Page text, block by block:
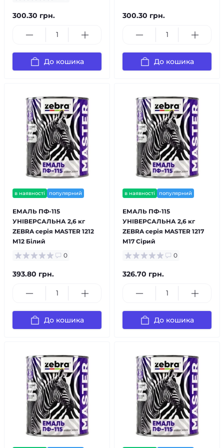
300.30 грн.
До кошика
300.30 грн.
До кошика
в наявності популярний
ЕМАЛЬ ПФ-115
УНІВЕРСАЛЬНА 2,6 кг
ZEBRA серія MASTER 1212
М12 Білий
0
393.80 грн.
До кошика
в наявності популярний
ЕМАЛЬ ПФ-115
УНІВЕРСАЛЬНА 2,6 кг
ZEBRA серія MASTER 1217
М17 Сірий
0
326.70 грн.
До кошика